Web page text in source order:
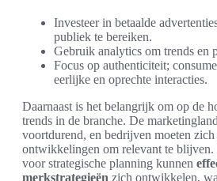
Investeer in betaalde
publiek te bereiken.
Gebruik analytics om trends en
Focus op authenticiteit;
eerlijke en oprechte interacties.
Daarnaast is het belangrijk om op de
trends in de branche. De
voortdurend, en bedrijven moeten zich
ontwikkelingen om relevant te blijven.
voor strategische planning kunnen
merkstrategieën zich ontwikkelen,